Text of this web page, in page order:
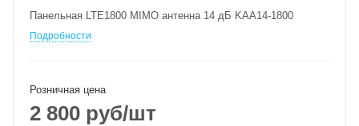
Панельная LTE1800 MIMO антенна 14 дБ KAA14-1800
Подробности
Розничная цена
2 800 руб/шт